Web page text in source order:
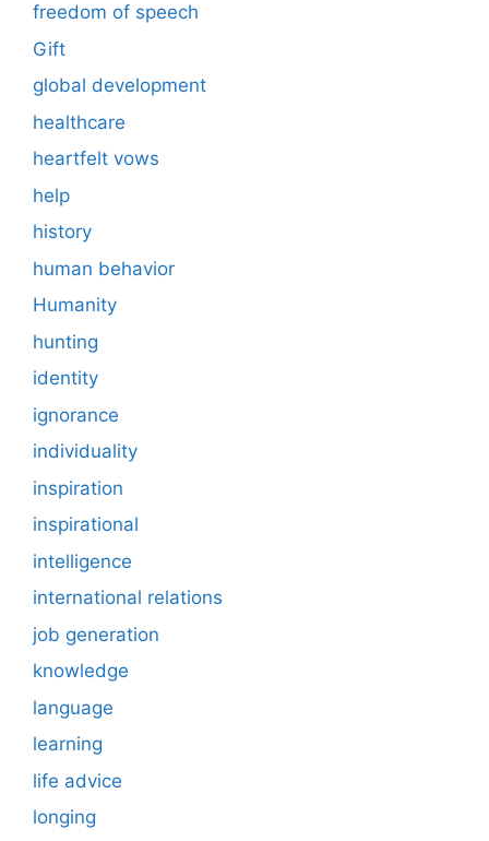
freedom of speech
Gift
global development
healthcare
heartfelt vows
help
history
human behavior
Humanity
hunting
identity
ignorance
individuality
inspiration
inspirational
intelligence
international relations
job generation
knowledge
language
learning
life advice
longing